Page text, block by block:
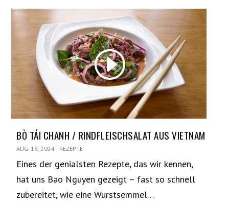
BÒ TÁI CHANH / RINDFLEISCHSALAT AUS VIETNAM
AUG. 18, 2024 | REZEPTE
Eines der genialsten Rezepte, das wir kennen,
hat uns Bao Nguyen gezeigt – fast so schnell
zubereitet, wie eine Wurstsemmel…